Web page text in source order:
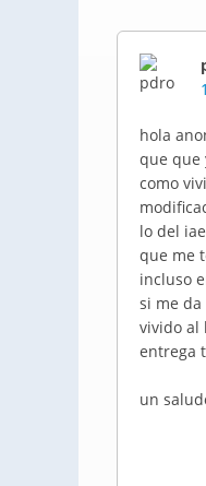
hola
que que
como
lo del
que me
incluso
si me da
vivido al
entrega
un